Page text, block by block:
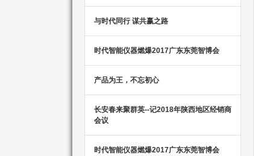
与时代同行 谋共赢之路
时代智能仪器燃爆2017广东东莞智博会
产品为王，不忘初心
长安春来聚群英--记2018年陕西地区经销商
会议
时代智能仪器燃爆2017广东东莞智博会